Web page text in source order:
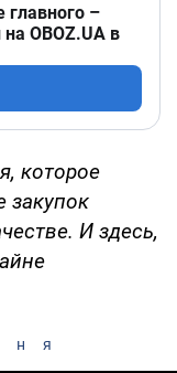
главного –
OBOZ.UA в
которое
закупок
И здесь,